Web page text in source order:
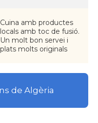
Cuina amb productes
locals amb toc de fusió.
Un molt bon servei i
plats molts originals
de Algèria